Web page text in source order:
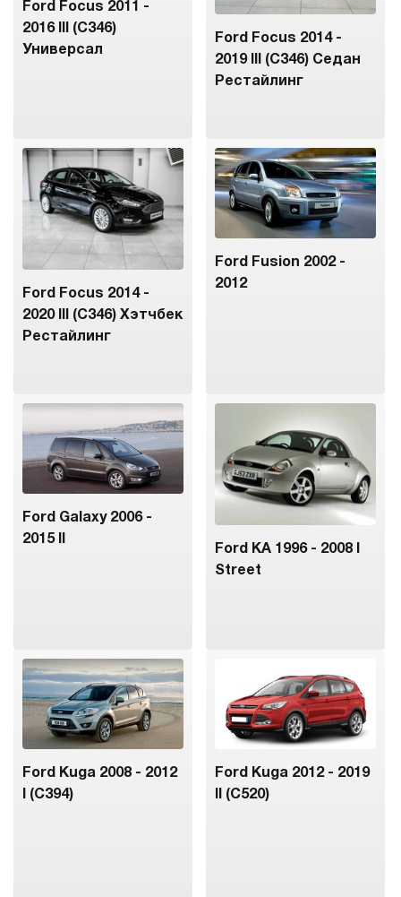
Ford Focus 2011 -
2016 III (C346)
Универсал
Ford Focus 2014 -
2019 III (C346) Седан
Рестайлинг
Ford Focus 2014 -
2020 III (C346) Хэтчбек
Рестайлинг
Ford Fusion 2002 -
2012
Ford Galaxy 2006 -
2015 II
Ford KA 1996 - 2008 I
Street
Ford Kuga 2008 - 2012
I (C394)
Ford Kuga 2012 - 2019
II (C520)